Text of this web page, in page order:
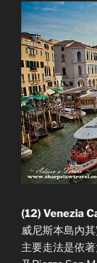
(12) Venezia
威尼斯本島內
主要走法是依